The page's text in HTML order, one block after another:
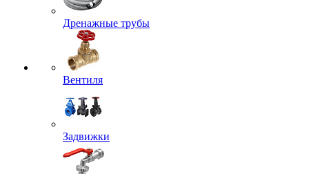
Дренажные трубы
Вентиля
Задвижки